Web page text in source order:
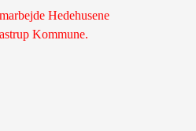
Hedehusene
Kommune.